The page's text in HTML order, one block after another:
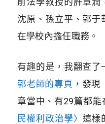
沈原、孫立平、郭于
在學校內擔任職務。
有趣的是，我翻查了
郭老師的專頁 ，發
章當中、有29篇都能
民權利政治學〉 這樣